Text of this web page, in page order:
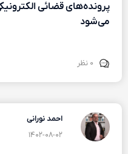
پرونده‌های قضائی
می‌شود
۰ نظر
احمد نورانی
۱۴۰۲-۰۸-۰۲